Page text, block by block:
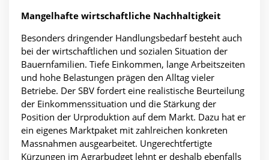
Mangelhafte wirtschaftliche Nachhaltigkeit
Besonders dringender Handlungsbedarf besteht auch
bei der wirtschaftlichen und sozialen Situation der
Bauernfamilien. Tiefe Einkommen, lange Arbeitszeiten
und hohe Belastungen prägen den Alltag vieler
Betriebe. Der SBV fordert eine realistische Beurteilung
der Einkommenssituation und die Stärkung der
Position der Urproduktion auf dem Markt. Dazu hat er
ein eigenes Marktpaket mit zahlreichen konkreten
Massnahmen ausgearbeitet. Ungerechtfertigte
Kürzungen im Agrarbudget lehnt er deshalb ebenfalls